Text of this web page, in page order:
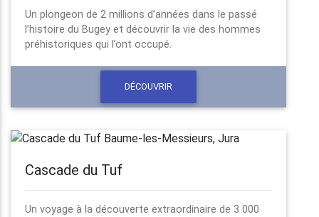
Un plongeon de 2 millions d’années dans le passé
l’histoire du Bugey et découvrir la vie des hommes
préhistoriques qui l’ont occupé.
DÉCOUVRIR
Cascade du Tuf
Un voyage à la découverte extraordinaire de 3 000